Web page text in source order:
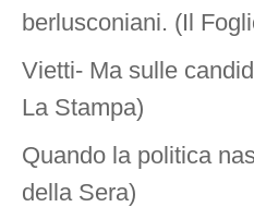
berlusconiani. (Il
Vietti- Ma sulle
La Stampa)
Quando la politica
della Sera)